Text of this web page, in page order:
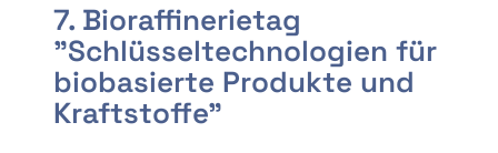
7. Bioraffinerietag
"Schlüsseltechnologien für
biobasierte Produkte und
Kraftstoffe"